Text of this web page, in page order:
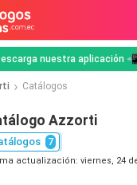
nuestra aplicación 📲
Catálogos
Azzorti
7
actualización: viernes, 24